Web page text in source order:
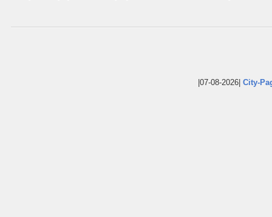
|07-08-2026| City-